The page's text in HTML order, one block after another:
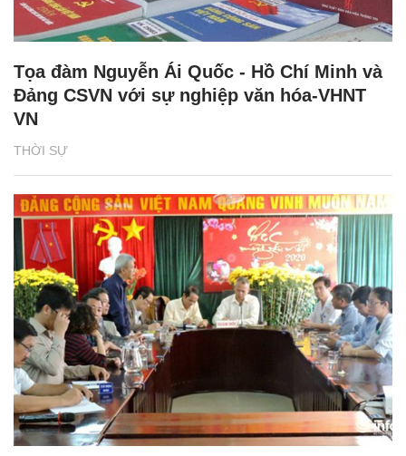
THỜI SỰ
Tọa đàm Nguyễn Ái Quốc - Hồ Chí Minh và
Đảng CSVN với sự nghiệp văn hóa-VHNT
VN